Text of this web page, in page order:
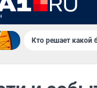
Кто решает какой